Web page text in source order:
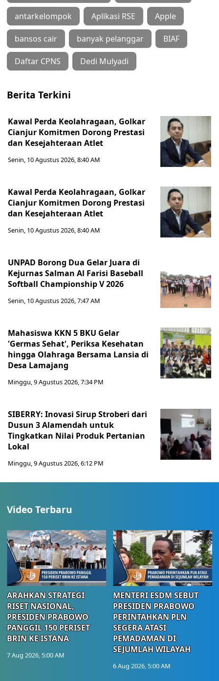
antarkelompok Aplikasi RSE Apple
bansos cair banyak pelanggar BIAF
Daftar CPNS Dedi Mulyadi
Berita Terkini
Kawal Perda Keolahragaan, Golkar
Cianjur Komitmen Dorong Prestasi
dan Kesejahteraan Atlet
Senin, 10 Agustus 2026, 8:40 AM
Kawal Perda Keolahragaan, Golkar
Cianjur Komitmen Dorong Prestasi
dan Kesejahteraan Atlet
Senin, 10 Agustus 2026, 8:40 AM
UNPAD Borong Dua Gelar Juara di
Kejurnas Salman Al Farisi Baseball
Softball Championship V 2026
Senin, 10 Agustus 2026, 7:47 AM
Mahasiswa KKN 5 BKU Gelar
'Germas Sehat', Periksa Kesehatan
hingga Olahraga Bersama Lansia di
Desa Lamajang
Minggu, 9 Agustus 2026, 7:34 PM
SIBERRY: Inovasi Sirup Stroberi dari
Dusun 3 Alamendah untuk
Tingkatkan Nilai Produk Pertanian
Lokal
Minggu, 9 Agustus 2026, 6:12 PM
Video Terbaru
ARAHKAN STRATEGI
RISET NASIONAL,
PRESIDEN PRABOWO
PANGGIL 150 PERISET
BRIN KE ISTANA
7 Aug 2026, 5:00 AM
MENTERI ESDM SEBUT
PRESIDEN PRABOWO
PERINTAHKAN PLN
SEGERA ATASI
PEMADAMAN DI
SEJUMLAH WILAYAH
6 Aug 2026, 5:00 AM